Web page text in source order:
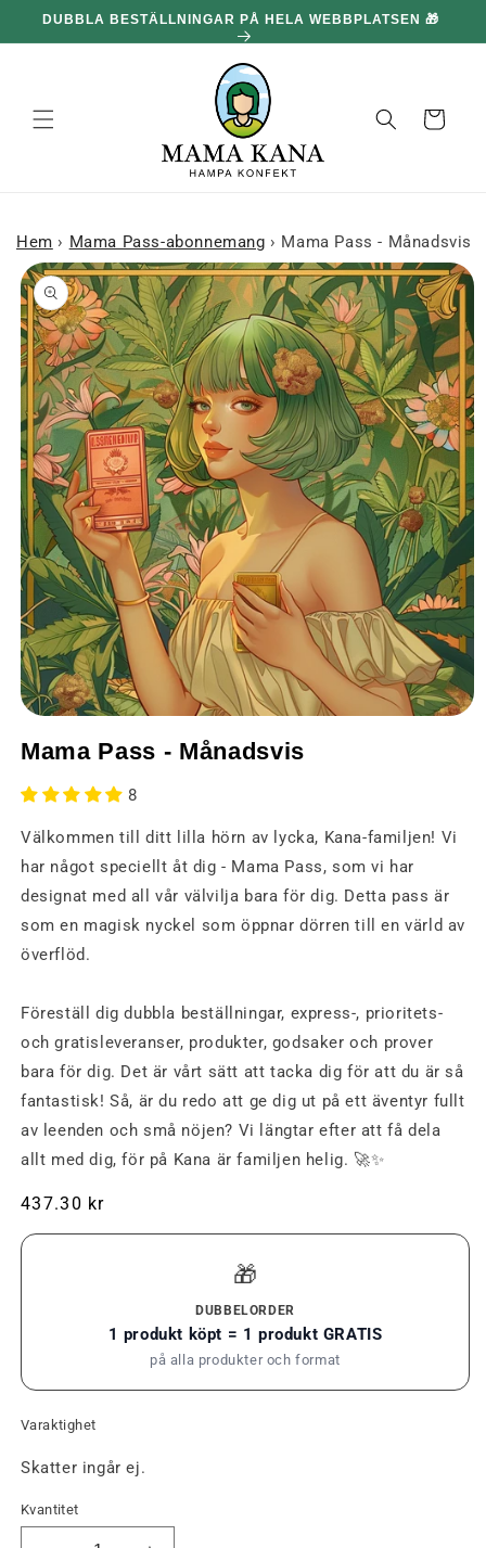
och gå
DUBBLA BESTÄLLNINGAR PÅ HELA WEBBPLATSEN 🎁
Korg
Hem › Mama Pass-abonnemang › Mama Pass - Månadsvis
till
1
ett
modalt
Mama Pass - Månadsvis
8
Välkommen till ditt lilla hörn av lycka, Kana-familjen! Vi
har något speciellt åt dig - Mama Pass, som vi har
designat med all vår välvilja bara för dig. Detta pass är
som en magisk nyckel som öppnar dörren till en värld av
överflöd.
Föreställ dig dubbla beställningar, express-, prioritets-
och gratisleveranser, produkter, godsaker och prover
bara för dig. Det är vårt sätt att tacka dig för att du är så
fantastisk! Så, är du redo att ge dig ut på ett äventyr fullt
av leenden och små nöjen? Vi längtar efter att få dela
allt med dig, för på Kana är familjen helig. 🚀✨
Ordinarie
pris
437.30 kr
🎁
DUBBELORDER
1 produkt köpt = 1 produkt GRATIS
på alla produkter och format
Varaktighet
Skatter ingår ej.
Kvantitet